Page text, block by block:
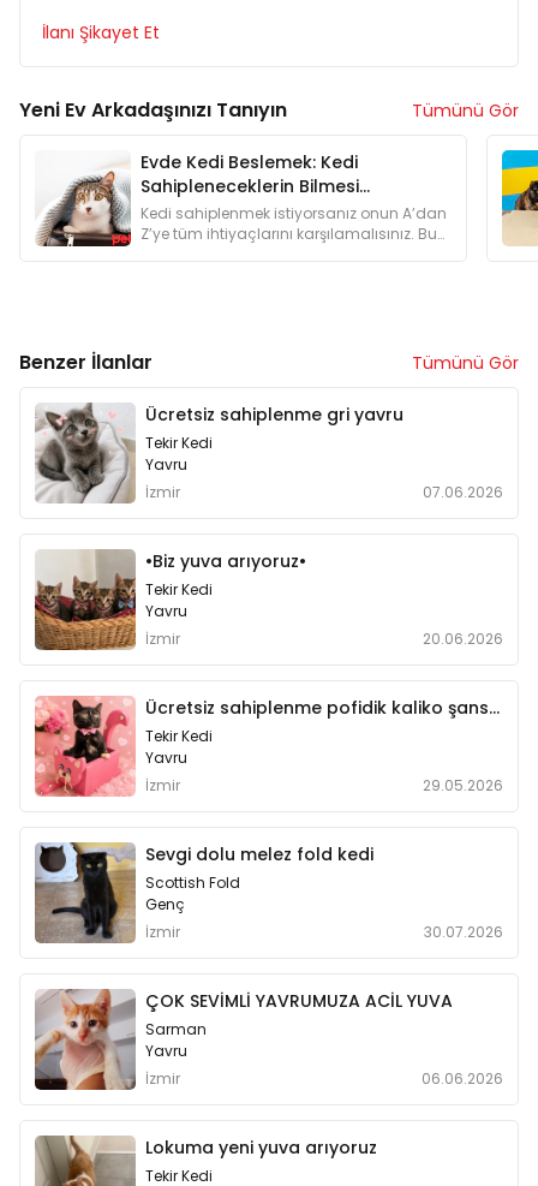
İlanı Şikayet Et
Yeni Ev Arkadaşınızı Tanıyın Tümünü Gör
Evde Kedi Beslemek: Kedi
Sahipleneceklerin Bilmesi
Gerekenler
Kedi sahiplenmek istiyorsanız onun A’dan
Z’ye tüm ihtiyaçlarını karşılamalısınız. Bu
Benzer İlanlar Tümünü Gör
Ücretsiz sahiplenme gri yavru
Tekir Kedi
Yavru
İzmir
07.06.2026
•Biz yuva arıyoruz•
Tekir Kedi
Yavru
İzmir
20.06.2026
Ücretsiz sahiplenme pofidik kaliko şans yavru
Tekir Kedi
Yavru
İzmir
29.05.2026
Sevgi dolu melez fold kedi
Scottish Fold
Genç
İzmir
30.07.2026
ÇOK SEVİMLİ YAVRUMUZA ACİL YUVA
Sarman
Yavru
İzmir
06.06.2026
Lokuma yeni yuva arıyoruz
Tekir Kedi